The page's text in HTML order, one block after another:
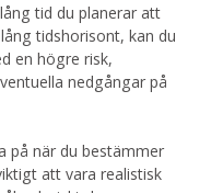
tid du planerar att
tidshorisont, kan du
en högre risk,
nedgångar på
på när du bestämmer
att vara realistisk